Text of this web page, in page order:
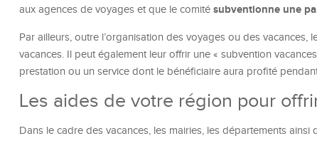
aux agences de voyages et que le comité subventionne une
Par ailleurs, outre l’organisation des voyages ou des
vacances. Il peut également leur offrir une « subvention
prestation ou un service dont le bénéficiaire aura profité
Les aides de votre région pour
Dans le cadre des vacances, les mairies, les départements